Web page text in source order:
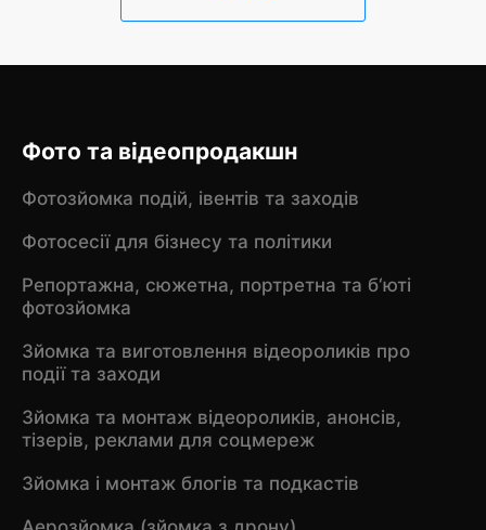
Фото та відеопродакшн
Фотозйомка подій, івентів та заходів
Фотосесії для бізнесу та політики
Репортажна, сюжетна, портретна та б‘юті
фотозйомка
Зйомка та виготовлення відеороликів про
події та заходи
Зйомка та монтаж відеороликів, анонсів,
тізерів, реклами для соцмереж
Зйомка і монтаж блогів та подкастів